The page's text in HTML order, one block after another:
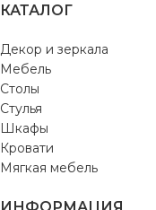
КАТАЛОГ
Декор и зеркала
Мебель
Столы
Стулья
Шкафы
Кровати
Мягкая мебель
ИНФОРМАЦИЯ